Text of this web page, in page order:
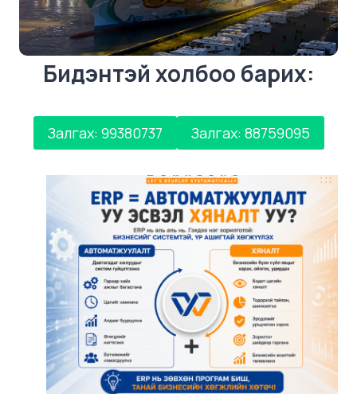
Бидэнтэй холбоо барих:
Залгах: 99380737 Залгах: 88759095